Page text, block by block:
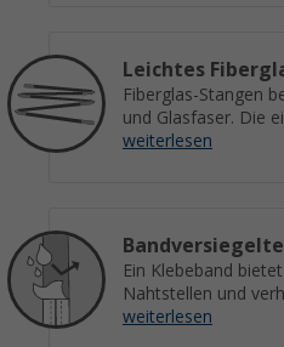
Leichtes
Fiberglas-Stangen
und Glasfaser. Die
weiterlesen
Ein Klebeband
Nahtstellen und
weiterlesen